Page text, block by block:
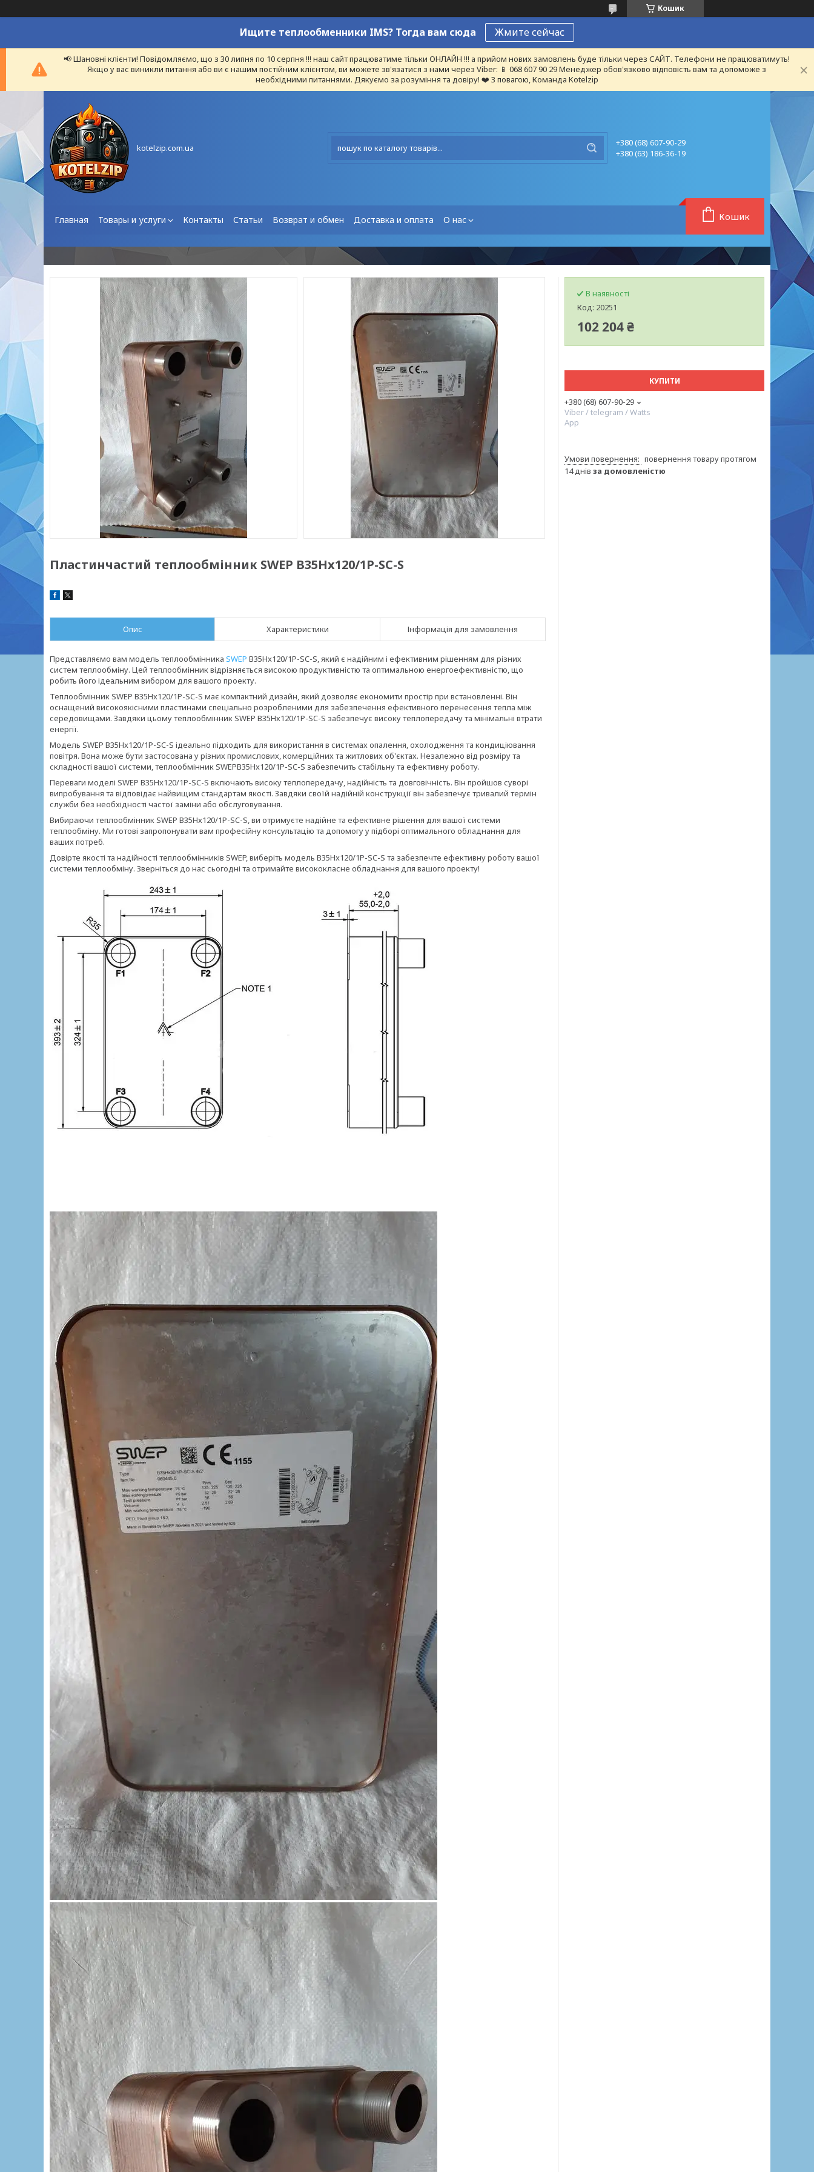
Кошик
Ищите теплообменники IMS? Тогда вам сюда Жмите сейчас
📢 Шановні клієнти! Повідомляємо, що з 30 липня по 10 серпня !!! наш сайт працюватиме тільки ОНЛАЙН !!! а прийом нових замовлень буде тільки через САЙТ. Телефони не працюватимуть!
Якщо у вас виникли питання або ви є нашим постійним клієнтом, ви можете зв'язатися з нами через Viber: 📱 068 607 90 29 Менеджер обов'язково відповість вам та допоможе з
необхідними питаннями. Дякуємо за розуміння та довіру! ❤️ З повагою, Команда Kotelzip
kotelzip.com.ua
+380 (68) 607-90-29
+380 (63) 186-36-19
Главная Товары и услуги Контакты Статьи Возврат и обмен Доставка и оплата О нас Кошик
Пластинчастий теплообмінник SWEP B35Hx120/1P-SC-S
Опис Характеристики Інформація для замовлення
Представляємо вам модель теплообмінника SWEP B35Hx120/1P-SC-S, який є надійним і ефективним рішенням для різних
систем теплообміну. Цей теплообмінник відрізняється високою продуктивністю та оптимальною енергоефективністю, що
робить його ідеальним вибором для вашого проекту.
Теплообмінник SWEP B35Hx120/1P-SC-S має компактний дизайн, який дозволяє економити простір при встановленні. Він
оснащений високоякісними пластинами спеціально розробленими для забезпечення ефективного перенесення тепла між
середовищами. Завдяки цьому теплообмінник SWEP B35Hx120/1P-SC-S забезпечує високу теплопередачу та мінімальні втрати
енергії.
Модель SWEP B35Hx120/1P-SC-S ідеально підходить для використання в системах опалення, охолодження та кондиціювання
повітря. Вона може бути застосована у різних промислових, комерційних та житлових об'єктах. Незалежно від розміру та
складності вашої системи, теплообмінник SWEPB35Hx120/1P-SC-S забезпечить стабільну та ефективну роботу.
Переваги моделі SWEP B35Hx120/1P-SC-S включають високу теплопередачу, надійність та довговічність. Він пройшов суворі
випробування та відповідає найвищим стандартам якості. Завдяки своїй надійній конструкції він забезпечує тривалий термін
служби без необхідності частої заміни або обслуговування.
Вибираючи теплообмінник SWEP B35Hx120/1P-SC-S, ви отримуєте надійне та ефективне рішення для вашої системи
теплообміну. Ми готові запропонувати вам професійну консультацію та допомогу у підборі оптимального обладнання для
ваших потреб.
Довірте якості та надійності теплообмінників SWEP, виберіть модель B35Hx120/1P-SC-S та забезпечте ефективну роботу вашої
системи теплообміну. Зверніться до нас сьогодні та отримайте висококласне обладнання для вашого проекту!
В наявності
Код: 20251
102 204 ₴
КУПИТИ
+380 (68) 607-90-29
Viber / telegram / Watts
App
повернення товару протягом
14 днів за домовленістю